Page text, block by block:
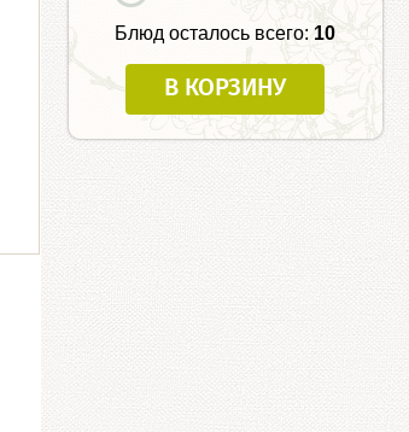
Блюд осталось всего: 10
В КОРЗИНУ